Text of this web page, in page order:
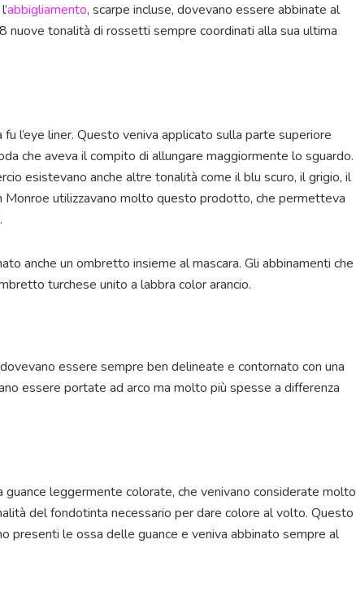
abbigliamento, scarpe incluse, dovevano essere abbinate al
nuove tonalità di rossetti sempre coordinati alla sua ultima
l’eye liner. Questo veniva applicato sulla parte superiore
che aveva il compito di allungare maggiormente lo sguardo.
esistevano anche altre tonalità come il blu scuro, il grigio, il
Monroe utilizzavano molto questo prodotto, che permetteva
anche un ombretto insieme al mascara. Gli abbinamenti che
turchese unito a labbra color arancio.
essere sempre ben delineate e contornato con una
essere portate ad arco ma molto più spesse a differenza
guance leggermente colorate, che venivano considerate molto
del fondotinta necessario per dare colore al volto. Questo
presenti le ossa delle guance e veniva abbinato sempre al